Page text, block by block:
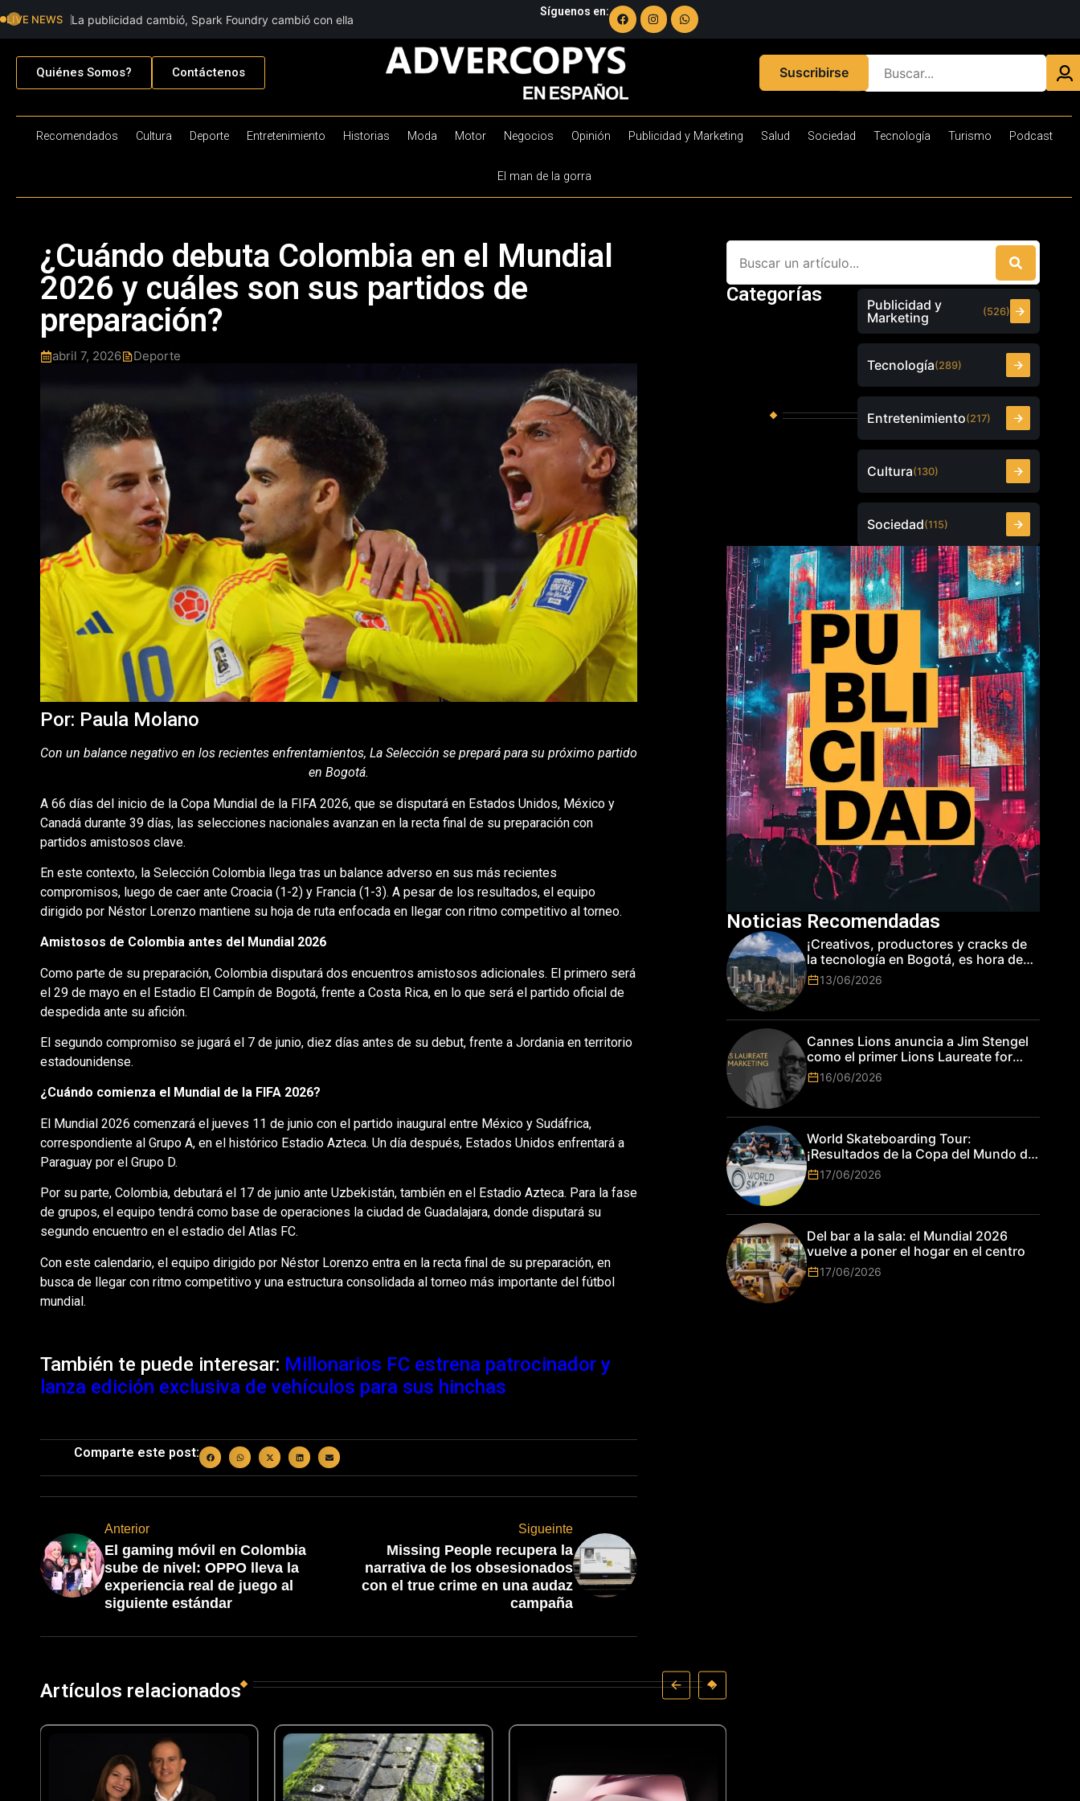
LIVE NEWS La publicidad cambió, Spark Foundry cambió con ella
Síguenos en:
Quiénes Somos? Contáctenos Suscribirse
Recomendados Cultura Deporte Entretenimiento Historias Moda Motor Negocios Opinión Publicidad y Marketing Salud Sociedad Tecnología Turismo Podcast
El man de la gorra
¿Cuándo debuta Colombia en el Mundial
2026 y cuáles son sus partidos de
preparación?
abril 7, 2026 Deporte
Por: Paula Molano
Con un balance negativo en los recientes enfrentamientos, La Selección se prepará para su próximo partido
en Bogotá.
A 66 días del inicio de la Copa Mundial de la FIFA 2026, que se disputará en Estados Unidos, México y
Canadá durante 39 días, las selecciones nacionales avanzan en la recta final de su preparación con
partidos amistosos clave.
En este contexto, la Selección Colombia llega tras un balance adverso en sus más recientes
compromisos, luego de caer ante Croacia (1-2) y Francia (1-3). A pesar de los resultados, el equipo
dirigido por Néstor Lorenzo mantiene su hoja de ruta enfocada en llegar con ritmo competitivo al torneo.
Amistosos de Colombia antes del Mundial 2026
Como parte de su preparación, Colombia disputará dos encuentros amistosos adicionales. El primero será
el 29 de mayo en el Estadio El Campín de Bogotá, frente a Costa Rica, en lo que será el partido oficial de
despedida ante su afición.
El segundo compromiso se jugará el 7 de junio, diez días antes de su debut, frente a Jordania en territorio
estadounidense.
¿Cuándo comienza el Mundial de la FIFA 2026?
El Mundial 2026 comenzará el jueves 11 de junio con el partido inaugural entre México y Sudáfrica,
correspondiente al Grupo A, en el histórico Estadio Azteca. Un día después, Estados Unidos enfrentará a
Paraguay por el Grupo D.
Por su parte, Colombia, debutará el 17 de junio ante Uzbekistán, también en el Estadio Azteca. Para la fase
de grupos, el equipo tendrá como base de operaciones la ciudad de Guadalajara, donde disputará su
segundo encuentro en el estadio del Atlas FC.
Con este calendario, el equipo dirigido por Néstor Lorenzo entra en la recta final de su preparación, en
busca de llegar con ritmo competitivo y una estructura consolidada al torneo más importante del fútbol
mundial.
También te puede interesar: Millonarios FC estrena patrocinador y
lanza edición exclusiva de vehículos para sus hinchas
Comparte este post:
Anterior
El gaming móvil en Colombia
sube de nivel: OPPO lleva la
experiencia real de juego al
siguiente estándar
Sigueinte
Missing People recupera la
narrativa de los obsesionados
con el true crime en una audaz
campaña
Artículos relacionados
Categorías
Publicidad y
Marketing
(526)
Tecnología(289)
Entretenimiento(217)
Cultura(130)
Sociedad(115)
Noticias Recomendadas
¡Creativos, productores y cracks de
la tecnología en Bogotá, es hora de
subir de nivel! Las marcas más top
del mundo esperan por su talento.
13/06/2026
Cannes Lions anuncia a Jim Stengel
como el primer Lions Laureate for
Marketing
16/06/2026
World Skateboarding Tour:
¡Resultados de la Copa del Mundo de
Park de Roma 2026!
17/06/2026
Del bar a la sala: el Mundial 2026
vuelve a poner el hogar en el centro
17/06/2026